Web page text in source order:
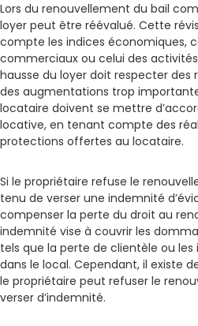
Lors du renouvellement du bail
loyer peut être réévalué. Cette
compte les indices économiques,
commerciaux ou celui des
hausse du loyer doit respecter des
des augmentations trop
locataire doivent se mettre
locative, en tenant compte des
protections offertes au locataire.
Si le propriétaire refuse le
tenu de verser une indemnité
compenser la perte du droit au
indemnité vise à couvrir les
tels que la perte de clientèle ou les
dans le local. Cependant, il existe
le propriétaire peut refuser le
verser d’indemnité.